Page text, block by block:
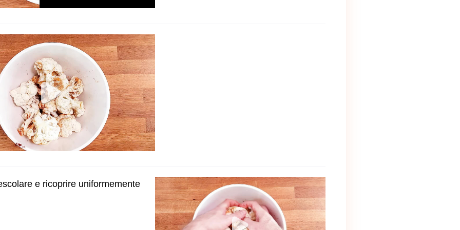
e ricoprire uniformemente